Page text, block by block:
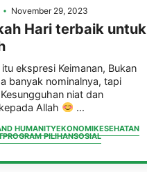
November 29, 2023
Hari terbaik untuk
ekspresi Keimanan, Bukan
banyak nominalnya, tapi
niat dan
Allah
...
HUMANITYEKONOMIKESEHATAN
PROGRAM PILIHANSOSIAL